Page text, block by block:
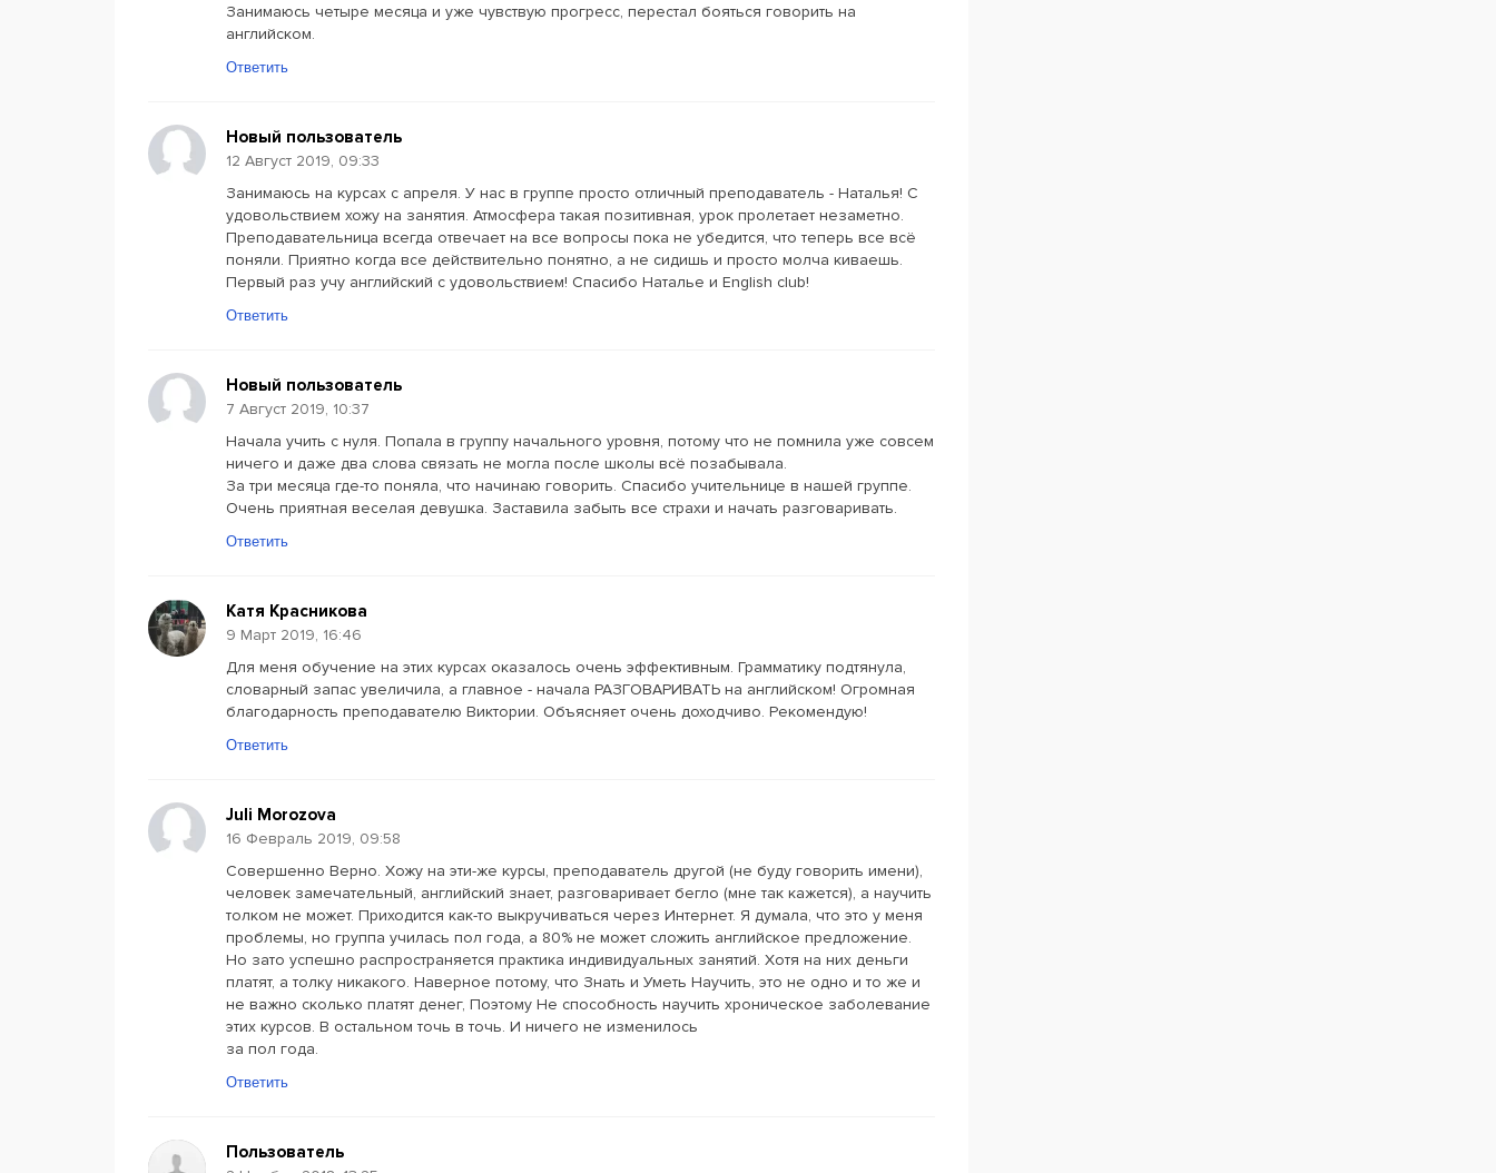
Занимаюсь четыре месяца и уже чувствую прогресс, перестал бояться говорить на
английском.
Ответить
Новый пользователь
12 Август 2019, 09:33
Занимаюсь на курсах с апреля. У нас в группе просто отличный преподаватель - Наталья! С
удовольствием хожу на занятия. Атмосфера такая позитивная, урок пролетает незаметно.
Преподавательница всегда отвечает на все вопросы пока не убедится, что теперь все всё
поняли. Приятно когда все действительно понятно, а не сидишь и просто молча киваешь.
Первый раз учу английский с удовольствием! Спасибо Наталье и English club!
Ответить
Новый пользователь
7 Август 2019, 10:37
Начала учить с нуля. Попала в группу начального уровня, потому что не помнила уже совсем
ничего и даже два слова связать не могла после школы всё позабывала.
За три месяца где-то поняла, что начинаю говорить. Спасибо учительнице в нашей группе.
Очень приятная веселая девушка. Заставила забыть все страхи и начать разговаривать.
Ответить
Катя Красникова
9 Март 2019, 16:46
Для меня обучение на этих курсах оказалось очень эффективным. Грамматику подтянула,
словарный запас увеличила, а главное - начала РАЗГОВАРИВАТЬ на английском! Огромная
благодарность преподавателю Виктории. Объясняет очень доходчиво. Рекомендую!
Ответить
Juli Morozova
16 Февраль 2019, 09:58
Совершенно Верно. Хожу на эти-же курсы, преподаватель другой (не буду говорить имени),
человек замечательный, английский знает, разговаривает бегло (мне так кажется), а научить
толком не может. Приходится как-то выкручиваться через Интернет. Я думала, что это у меня
проблемы, но группа училась пол года, а 80% не может сложить английское предложение.
Но зато успешно распространяется практика индивидуальных занятий. Хотя на них деньги
платят, а толку никакого. Наверное потому, что Знать и Уметь Научить, это не одно и то же и
не важно сколько платят денег, Поэтому Не способность научить хроническое заболевание
этих курсов. В остальном точь в точь. И ничего не изменилось
за пол года.
Ответить
Пользователь